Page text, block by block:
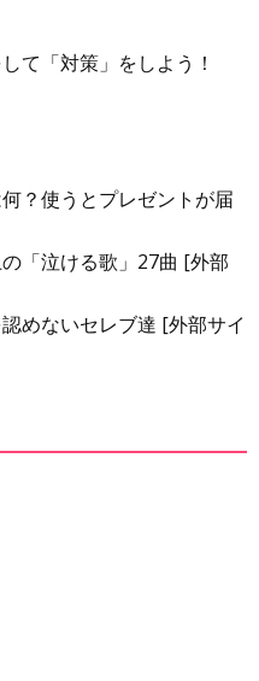
て「対策」をしよう！
？使うとプレゼントが届
「泣ける歌」27曲 [外部
めないセレブ達 [外部サイ